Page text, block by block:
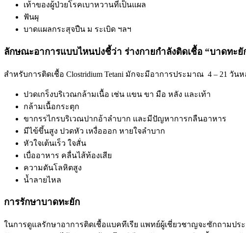
เท้าของผู้ป่วยโรคเบาหวานที่เป็นแผล
ฟันผุ
บาดแผลกระสุจปืน ม ระเบิด ฯลฯ
ลักษณะอาการแบบไหนบ่งชี้ว่า ร่างกายกำลังติดเชื้อ “บาดทะยั
สำหรับการติดเชื้อ Clostridium Tetani มักจะมีอาการประมาณ 4 – 21
ปวดเกร็งบริเวณกล้ามเนื้อ เช่น แขน ขา มือ หลัง และเท้า
กล้ามเนื้อกระตุก
ขากรรไกรบริเวณปากอ้าลำบาก และมีปัญหาการกลืนอาหาร
มีไข้ขึ้นสูง ปวดหัว เหงื่อออก หายใจลำบาก
หัวใจเต้นเร็ว ใจสั่น
เบื่ออาหาร คลื่นไส้ท้องเสีย
ความดันโลหิตสูง
น้ำลายไหล
การรักษาบาดทะยัก
ในการดูแลรักษาอาการติดเชื้อแบคทีเรีย แพทย์ผู้เชี่ยวชาญจะซักถามป